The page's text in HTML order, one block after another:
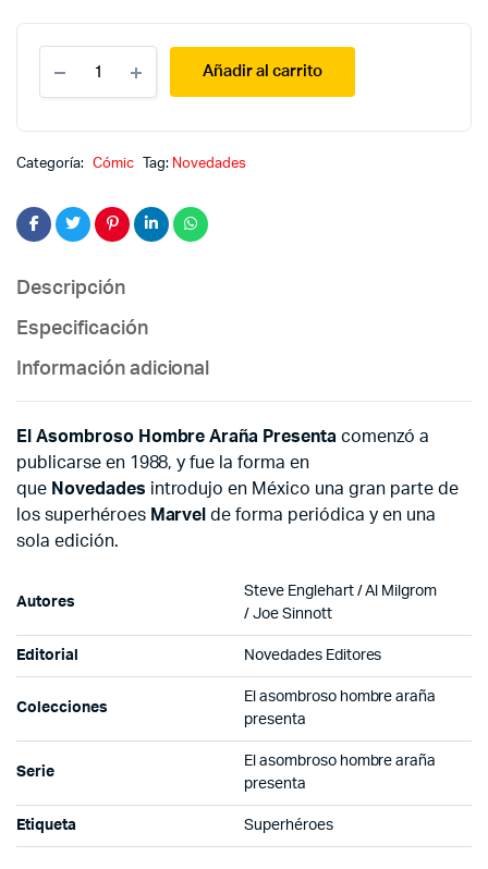
asombroso
hombre
16
Añadir al carrito
Categoría: Cómic Tag: Novedades
Descripción
Especificación
Información adicional
El Asombroso Hombre Araña Presenta comenzó a
publicarse en 1988, y fue la forma en
que Novedades introdujo en México una gran parte de
los superhéroes Marvelde forma periódica y en una
sola edición.
Autores
Steve Englehart / Al Milgrom
/ Joe Sinnott
Editorial Novedades Editores
Colecciones
El asombroso hombre araña
presenta
Serie
El asombroso hombre araña
presenta
Etiqueta Superhéroes